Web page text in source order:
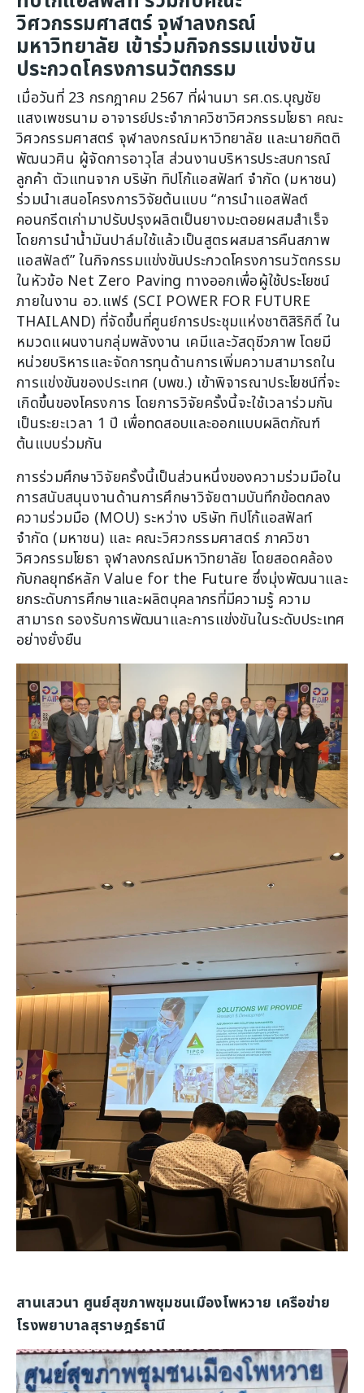
วิศวกรรมศาสตร์ จุฬาลงกรณ์
มหาวิทยาลัย เข้าร่วมกิจกรรมแข่งขัน
ประกวดโครงการนวัตกรรม
เมื่อวันที่ 23 กรกฎาคม 2567 ที่ผ่านมา รศ.ดร.บุญชัย
แสงเพชรนาม อาจารย์ประจำภาควิชาวิศวกรรมโยธา คณะ
วิศวกรรมศาสตร์ จุฬาลงกรณ์มหาวิทยาลัย และนายกิตติ
พัฒนวศิน ผู้จัดการอาวุโส ส่วนงานบริหารประสบการณ์
ลูกค้า ตัวแทนจาก บริษัท ทิปโก้แอสฟัลท์ จำกัด (มหาชน)
ร่วมนำเสนอโครงการวิจัยต้นแบบ “การนำแอสฟัลต์
คอนกรีตเก่ามาปรับปรุงผลิตเป็นยางมะตอยผสมสำเร็จ
โดยการนำน้ำมันปาล์มใช้แล้วเป็นสูตรผสมสารคืนสภาพ
แอสฟัลต์” ในกิจกรรมแข่งขันประกวดโครงการนวัตกรรม
ในหัวข้อ Net Zero Paving ทางออกเพื่อผู้ใช้ประโยชน์
ภายในงาน อว.แฟร์ (SCI POWER FOR FUTURE
THAILAND) ที่จัดขึ้นที่ศูนย์การประชุมแห่งชาติสิริกิติ์ ใน
หมวดแผนงานกลุ่มพลังงาน เคมีและวัสดุชีวภาพ โดยมี
หน่วยบริหารและจัดการทุนด้านการเพิ่มความสามารถใน
การแข่งขันของประเทศ (บพข.) เข้าพิจารณาประโยชน์ที่จะ
เกิดขึ้นของโครงการ โดยการวิจัยครั้งนี้จะใช้เวลาร่วมกัน
เป็นระยะเวลา 1 ปี เพื่อทดสอบและออกแบบผลิตภัณฑ์
ต้นแบบร่วมกัน
การร่วมศึกษาวิจัยครั้งนี้เป็นส่วนหนึ่งของความร่วมมือใน
การสนับสนุนงานด้านการศึกษาวิจัยตามบันทึกข้อตกลง
ความร่วมมือ (MOU) ระหว่าง บริษัท ทิปโก้แอสฟัลท์
จำกัด (มหาชน) และ คณะวิศวกรรมศาสตร์ ภาควิชา
วิศวกรรมโยธา จุฬาลงกรณ์มหาวิทยาลัย โดยสอดคล้อง
กับกลยุทธ์หลัก Value for the Future ซึ่งมุ่งพัฒนาและ
ยกระดับการศึกษาและผลิตบุคลากรที่มีความรู้ ความ
สามารถ รองรับการพัฒนาและการแข่งขันในระดับประเทศ
อย่างยั่งยืน
สานเสวนา ศูนย์สุขภาพชุมชนเมืองโพหวาย เครือข่าย
โรงพยาบาลสุราษฎร์ธานี